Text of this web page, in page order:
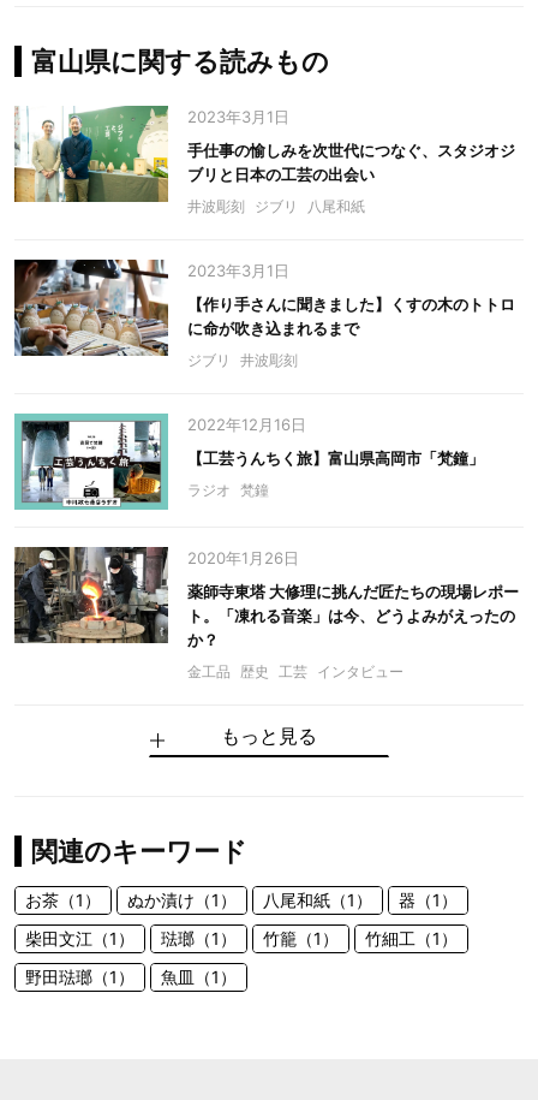
富山県に関する読みもの
2023年3月1日
手仕事の愉しみを次世代につなぐ、スタジオジ
ブリと日本の工芸の出会い
井波彫刻 ジブリ 八尾和紙
2023年3月1日
【作り手さんに聞きました】くすの木のトトロ
に命が吹き込まれるまで
ジブリ 井波彫刻
2022年12月16日
【工芸うんちく旅】富山県高岡市「梵鐘」
ラジオ 梵鐘
2020年1月26日
薬師寺東塔 大修理に挑んだ匠たちの現場レポー
ト。「凍れる音楽」は今、どうよみがえったの
か？
金工品 歴史 工芸 インタビュー
もっと見る
関連のキーワード
お茶（1） ぬか漬け（1） 八尾和紙（1）
器（1）
柴田文江（1）
琺瑯（1） 竹籠（1）
竹細工（1）
野田琺瑯（1）
魚皿（1）